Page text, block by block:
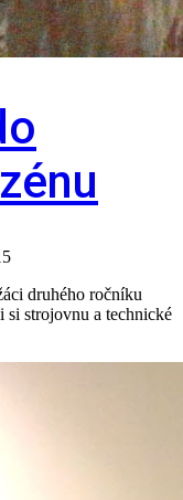
druhého ročníku
strojovnu a technické